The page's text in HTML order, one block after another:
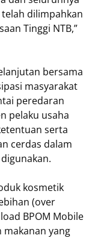
dilimpahkan
Tinggi NTB,”
bersama
masyarakat
peredaran
pelaku usaha
serta
cerdas dalam
kosmetik
(over
BPOM Mobile
yang